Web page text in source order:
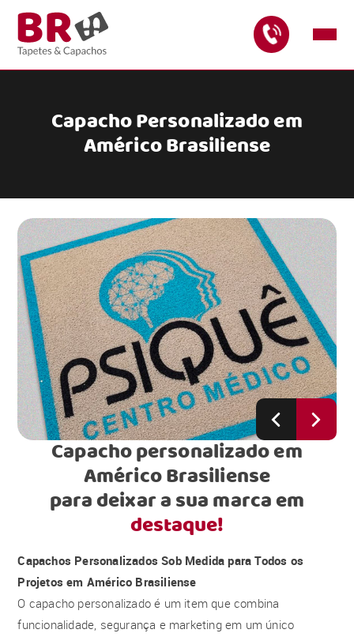
Capacho Personalizado em
Américo Brasiliense
Capacho personalizado em
Américo Brasiliense
para deixar a sua marca em
destaque!
Capachos Personalizados Sob Medida para Todos os
Projetos em Américo Brasiliense
O capacho personalizado é um item que combina
funcionalidade, segurança e marketing em um único